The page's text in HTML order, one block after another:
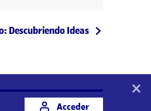
Descubriendo Ideas
Acceder
×